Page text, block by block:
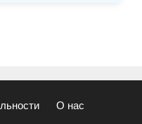
О нас